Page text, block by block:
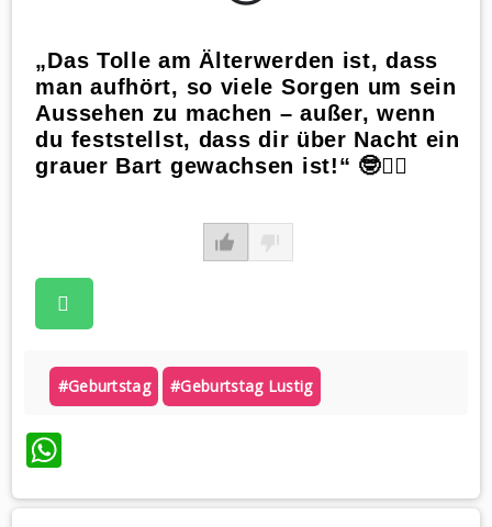
„Das Tolle am Älterwerden ist, dass
man aufhört, so viele Sorgen um sein
Aussehen zu machen – außer, wenn
du feststellst, dass dir über Nacht ein
grauer Bart gewachsen ist!“ 🤓☝🏻
#geburtstag #geburtstag Lustig
WhatsApp